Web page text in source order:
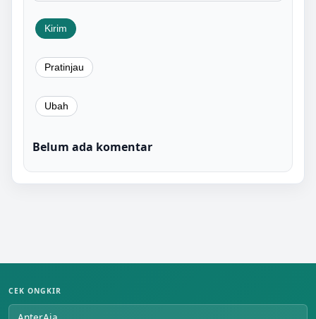
Belum ada komentar
CEK ONGKIR